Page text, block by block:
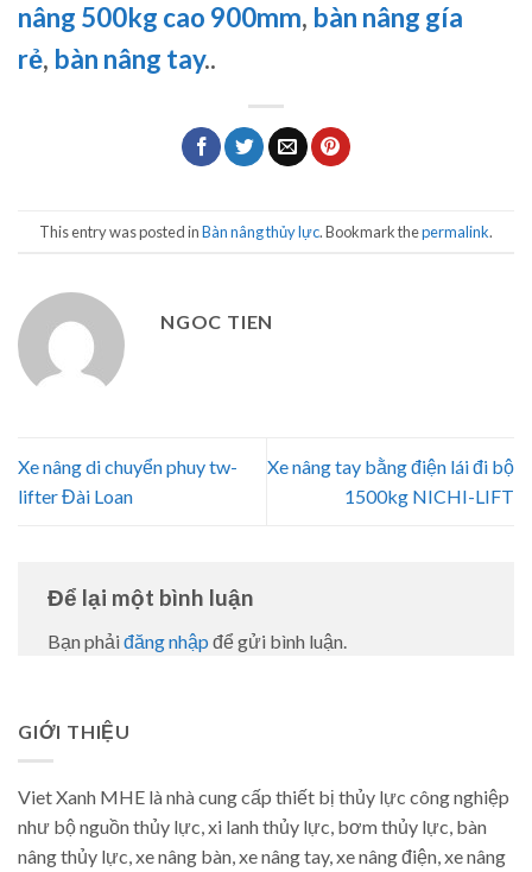
nâng 500kg cao 900mm, bàn nâng gía
rẻ, bàn nâng tay..
This entry was posted inBàn nâng thủy lực. Bookmark thepermalink.
NGOC TIEN
Xe nâng di chuyển phuy tw-
lifter Đài Loan
Xe nâng tay bằng điện lái đi bộ
1500kg NICHI-LIFT
Để lại một bình luận
Bạn phải đăng nhập để gửi bình luận.
GIỚI THIỆU
Viet Xanh MHE là nhà cung cấp thiết bị thủy lực công nghiệp
như bộ nguồn thủy lực, xi lanh thủy lực, bơm thủy lực, bàn
nâng thủy lực, xe nâng bàn, xe nâng tay, xe nâng điện, xe nâng